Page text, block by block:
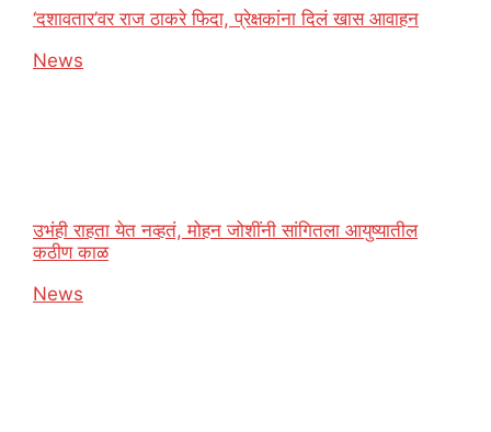
‘दशावतार’वर राज ठाकरे फिदा, प्रेक्षकांना दिलं खास आवाहन
In relation to
News
उभंही राहता येत नव्हतं, मोहन जोशींनी सांगितला आयुष्यातील
कठीण काळ
In relation to
News